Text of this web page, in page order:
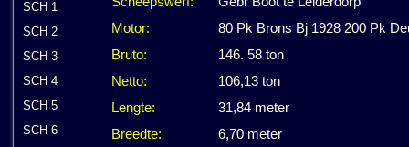
SCH 1
SCH 2
SCH 3
SCH 4
SCH 5
SCH 6
Motor:
80 Pk Brons Bj 1928 200 Pk
Bruto:
146. 58 ton
Netto:
106,13 ton
Lengte:
31,84 meter
Breedte:
6,70 meter